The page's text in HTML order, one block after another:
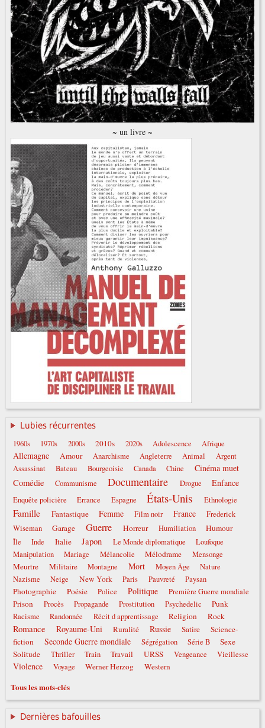
~ un livre ~
Lubies récurrentes
1960s 1970s 2000s 2010s 2020s Adolescence Afrique
Allemagne Amour Anarchisme Angleterre Animal
Argent
Assassinat
Bateau Bourgeoisie Canada Chine Cinéma muet
Comédie Communisme Documentaire Drogue Enfance
Enquête policière Errance Espagne États-Unis Ethnologie
Famille Fantastique Femme Film noir France
Frederick
Wiseman
Garage Guerre Horreur Humiliation Humour
Île Inde Italie Japon Le Monde diplomatique
Loufoque
Manipulation
Mariage Mélancolie Mélodrame Mensonge
Meurtre Militaire Montagne Mort Moyen Âge
Nature
Nazisme
Neige New York Paris Pauvreté Paysan
Photographie Poésie Police Politique Première Guerre mondiale
Prison Procès Propagande Prostitution Psychedelic Punk
Racisme Randonnée Récit d apprentissage Religion Rock
Romance Royaume-Uni Ruralité Russie Satire
Science-
fiction
Seconde Guerre mondiale Ségrégation Série B
Sexe
Solitude
Thriller Train Travail URSS Vengeance Vieillesse
Violence Voyage Werner Herzog Western
Tous les mots-clés
Dernières bafouilles